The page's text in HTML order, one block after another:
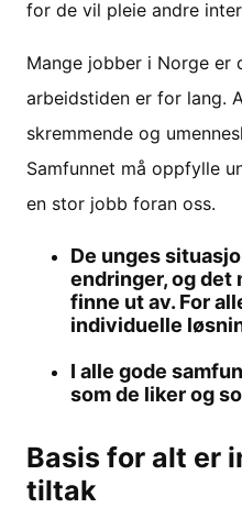
for de vil pleie andre
Mange jobber i Norge er
arbeidstiden er for lang.
skremmende og
Samfunnet må oppfylle
en stor jobb foran oss.
De unges
endringer, og det
finne ut av. For
individuelle
I alle gode
som de liker og
Basis for alt er
tiltak